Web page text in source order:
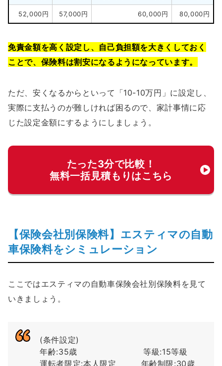
52,000円 57,000円 60,000円 80,000円
免責金額を高く設定し、自己負担額を大きくしておく
ことで、保険料は割安になるようになっています。
ただ、安くなるからといって「10-10万円」に設定し、
実際に支払うのが難しければ困るので、家計事情に応
じた設定金額にするようにしましょう。
たった3分で比較！
無料一括見積もりはこちら
【保険会社別保険料】エスティマの自動
車保険料をシミュレーション
ここではエスティマの自動車保険会社別保険料を見て
いきましょう。
(条件設定)
年齢:35歳 等級:15等級
運転者限定:本人限定 年齢制限:30歳